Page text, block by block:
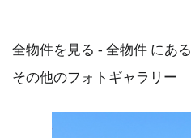
全物件を見る - 全物件 にある
その他のフォトギャラリー